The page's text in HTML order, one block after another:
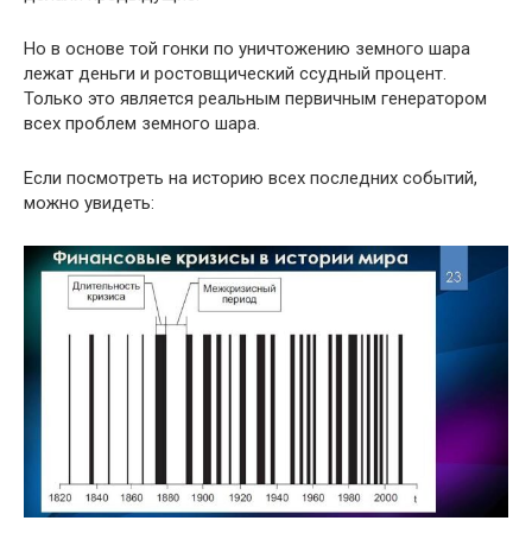
Но в основе той гонки по уничтожению земного шара
лежат деньги и ростовщический ссудный процент.
Только это является реальным первичным генератором
всех проблем земного шара.
Если посмотреть на историю всех последних событий,
можно увидеть: